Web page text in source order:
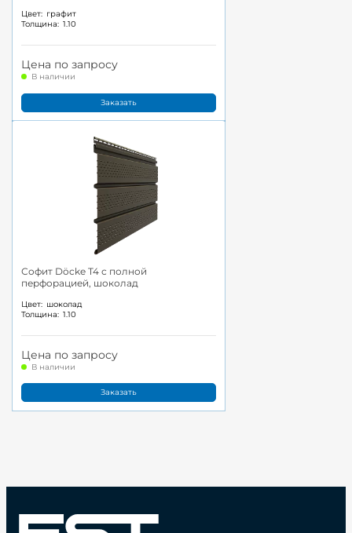
Цвет: графит
Толщина: 1.10
Цена по запросу
В наличии
Заказать
Софит Döcke T4 с полной
перфорацией, шоколад
Цвет: шоколад
Толщина: 1.10
Цена по запросу
В наличии
Заказать